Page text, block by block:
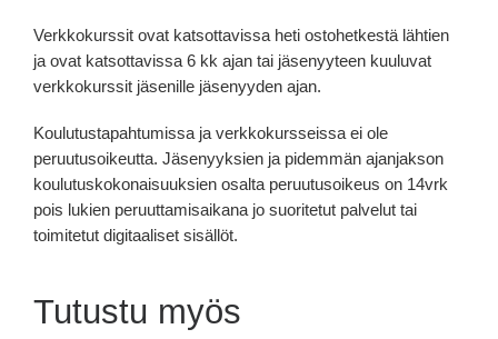
Verkkokurssit ovat katsottavissa heti ostohetkestä lähtien
ja ovat katsottavissa 6 kk ajan tai jäsenyyteen kuuluvat
verkkokurssit jäsenille jäsenyyden ajan.
Koulutustapahtumissa ja verkkokursseissa ei ole
peruutusoikeutta. Jäsenyyksien ja pidemmän ajanjakson
koulutuskokonaisuuksien osalta peruutusoikeus on 14vrk
pois lukien peruuttamisaikana jo suoritetut palvelut tai
toimitetut digitaaliset sisällöt.
Tutustu myös